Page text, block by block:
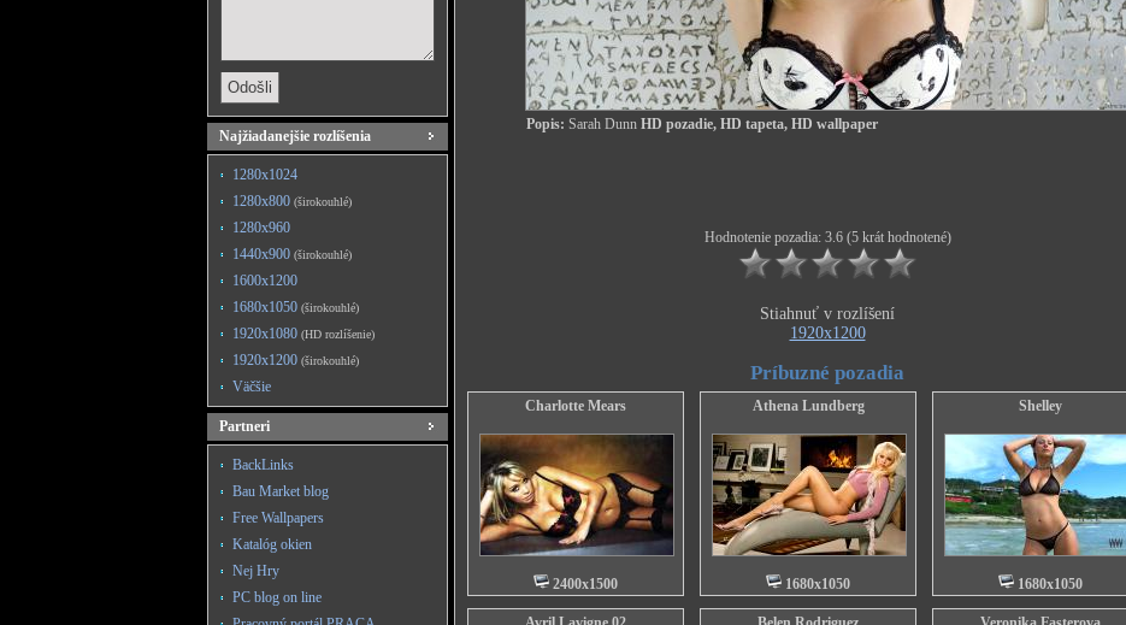
Najžiadanejšie rozlíšenia
1280x1024
1280x800 (širokouhlé)
1280x960
1440x900 (širokouhlé)
1600x1200
1680x1050 (širokouhlé)
1920x1080 (HD rozlíšenie)
1920x1200 (širokouhlé)
Väčšie
Partneri
BackLinks
Bau Market blog
Free Wallpapers
Katalóg okien
Nej Hry
PC blog on line
Popis: Sarah Dunn HD pozadie, HD tapeta, HD wallpaper
Hodnotenie pozadia: 3.6 (5 krát hodnotené)
Stiahnuť v rozlíšení
1920x1200
Príbuzné pozadia
Charlotte Mears
2400x1500
Athena Lundberg
1680x1050
Shelley
1680x1050